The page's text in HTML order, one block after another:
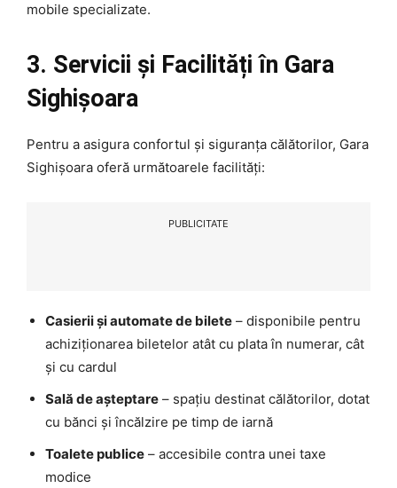
mobile specializate.
3. Servicii și Facilități în Gara
Sighișoara
Pentru a asigura confortul și siguranța călătorilor, Gara
Sighișoara oferă următoarele facilități:
PUBLICITATE
Casierii și automate de bilete – disponibile pentru
achiziționarea biletelor atât cu plata în numerar, cât
și cu cardul
Sală de așteptare – spațiu destinat călătorilor, dotat
cu bănci și încălzire pe timp de iarnă
Toalete publice – accesibile contra unei taxe
modice